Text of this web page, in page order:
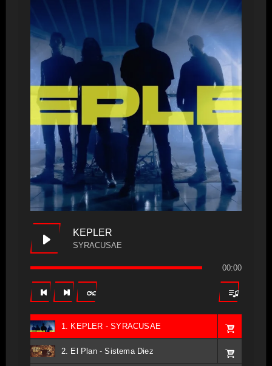
KEPLER
SYRACUSAE
00:00
1. KEPLER - SYRACUSAE
2. El Plan - Sistema Diez